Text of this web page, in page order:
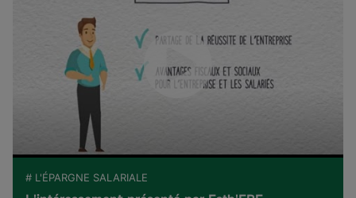
# L'ÉPARGNE SALARIALE